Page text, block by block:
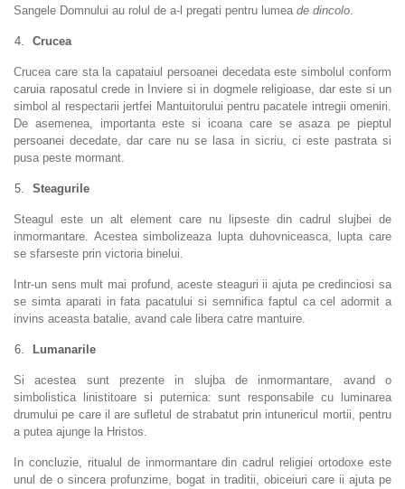
Sangele Domnului au rolul de a-l pregati pentru lumea de dincolo.
Crucea
Crucea care sta la capataiul persoanei decedata este simbolul conform
caruia raposatul crede in Inviere si in dogmele religioase, dar este si un
simbol al respectarii jertfei Mantuitorului pentru pacatele intregii omeniri.
De asemenea, importanta este si icoana care se asaza pe pieptul
persoanei decedate, dar care nu se lasa in sicriu, ci este pastrata si
pusa peste mormant.
Steagurile
Steagul este un alt element care nu lipseste din cadrul slujbei de
inmormantare. Acestea simbolizeaza lupta duhovniceasca, lupta care
se sfarseste prin victoria binelui.
Intr-un sens mult mai profund, aceste steaguri ii ajuta pe credinciosi sa
se simta aparati in fata pacatului si semnifica faptul ca cel adormit a
invins aceasta batalie, avand cale libera catre mantuire.
Lumanarile
Si acestea sunt prezente in slujba de inmormantare, avand o
simbolistica linistitoare si puternica: sunt responsabile cu luminarea
drumului pe care il are sufletul de strabatut prin intunericul mortii, pentru
a putea ajunge la Hristos.
In concluzie, ritualul de inmormantare din cadrul religiei ortodoxe este
unul de o sincera profunzime, bogat in traditii, obiceiuri care ii ajuta pe